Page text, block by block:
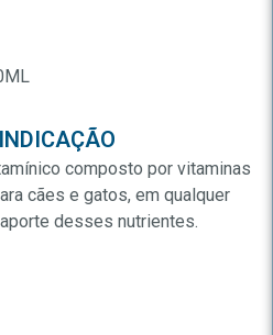
composto por vitaminas
cães e gatos, em qualquer
desses nutrientes.